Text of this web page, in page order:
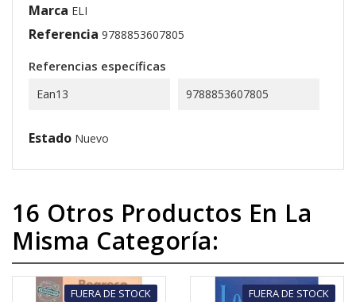
Marca ELI
Referencia 9788853607805
Referencias específicas
Ean13 9788853607805
Estado Nuevo
16 Otros Productos En La
Misma Categoría:
FUERA DE STOCK FUERA DE STOCK